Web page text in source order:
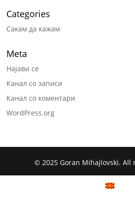
Categories
Сакам да кажам
Meta
Најави се
Канал со записи
Канал со коментари
WordPress.org
© 2025 Goran Mihajlovski. All